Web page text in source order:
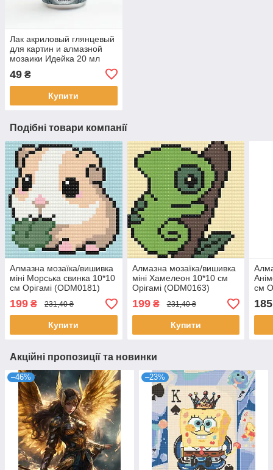
Лак акриловый глянцевый
для картин и алмазной
мозаики Идейка 20 мл
49 ₴
Купити
Подібні товари компанії
Алмазна мозаїка/вишивка
міні Морська свинка 10*10
см Орігамі (ODM0181)
199 ₴ 231,40 ₴
Купити
Алмазна мозаїка/вишивка
міні Хамелеон 10*10 см
Орігамі (ODM0163)
199₴ 231,40 ₴
Купити
см
185
Акційні пропозиції та новинки
–46% –23%